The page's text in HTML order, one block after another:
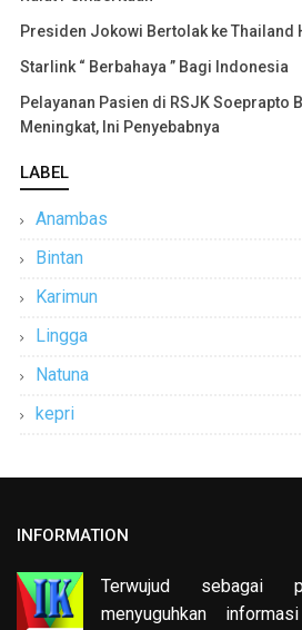
Presiden Jokowi Bertolak ke Thailand
Starlink “ Berbahaya ” Bagi Indonesia
Pelayanan Pasien di RSJK Soeprapto
Meningkat, Ini Penyebabnya
LABEL
Anambas
Bintan
Karimun
Lingga
Natuna
kepri
INFORMATION
Terwujud sebagai
menyuguhkan